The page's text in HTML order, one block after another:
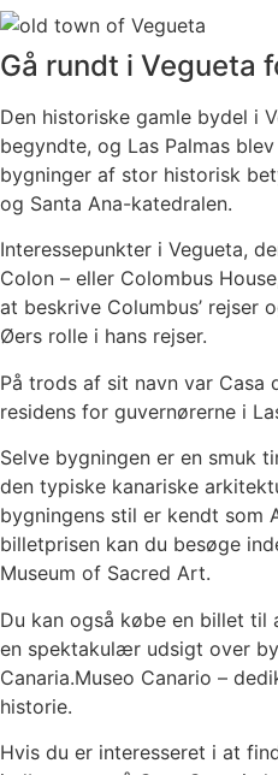
Gå rundt i Vegueta
Den historiske gamle bydel i
begyndte, og Las Palmas
bygninger af stor historisk
og Santa Ana-katedralen.
Interessepunkter i Vegueta,
Colon – eller Colombus
at beskrive Columbus’ rejser
Øers rolle i hans rejser.
På trods af sit navn var Casa
residens for guvernørerne i
Selve bygningen er en smuk
den typiske kanariske
bygningens stil er kendt som
billetprisen kan du besøge
Museum of Sacred Art.
Du kan også købe en billet
en spektakulær udsigt over
Canaria.Museo Canario –
historie.
Hvis du er interesseret i at